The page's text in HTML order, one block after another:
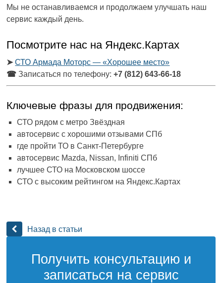
Мы не останавливаемся и продолжаем улучшать наш
сервис каждый день.
Посмотрите нас на Яндекс.Картах
➤ СТО Армада Моторс — «Хорошее место»
☎ Записаться по телефону:+7 (812) 643-66-18
Ключевые фразы для продвижения:
СТО рядом с метро Звёздная
автосервис с хорошими отзывами СПб
где пройти ТО в Санкт-Петербурге
автосервис Mazda, Nissan, Infiniti СПб
лучшее СТО на Московском шоссе
СТО с высоким рейтингом на Яндекс.Картах
Назад в статьи
Получить консультацию и
записаться на сервис